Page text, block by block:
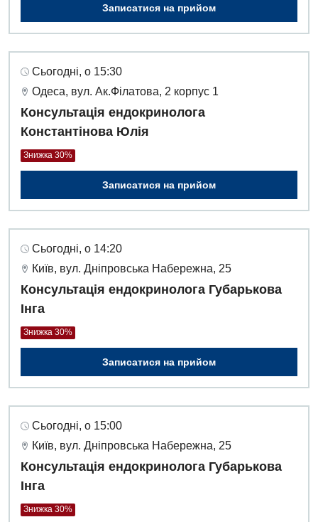
Записатися на прийом
Сьогодні, о 15:30
Одеса, вул. Ак.Філатова, 2 корпус 1
Консультація ендокринолога
Константінова Юлія
Знижка 30%
Записатися на прийом
Сьогодні, о 14:20
Київ, вул. Дніпровська Набережна, 25
Консультація ендокринолога Губарькова
Інга
Знижка 30%
Записатися на прийом
Сьогодні, о 15:00
Київ, вул. Дніпровська Набережна, 25
Консультація ендокринолога Губарькова
Інга
Знижка 30%